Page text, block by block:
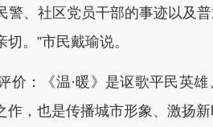
警、社区党员干部的事迹以及
。”市民戴瑜说。
：《温·暖》是讴歌平民英雄
，也是传播城市形象、激扬新